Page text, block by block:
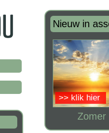
Nieuw in
Zomer
>> klik hier